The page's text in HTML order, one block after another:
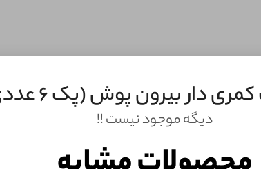
دار بیرون پوش (پک 6 عددی)
دیگه موجود نیست !!